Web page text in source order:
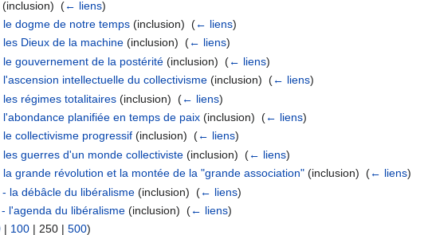
(inclusion) ‎(← liens)
dogme de notre temps (inclusion) ‎(← liens)
Dieux de la machine (inclusion) ‎(← liens)
gouvernement de la postérité (inclusion) ‎(← liens)
intellectuelle du collectivisme (inclusion) ‎(← liens)
régimes totalitaires (inclusion) ‎(← liens)
planifiée en temps de paix (inclusion) ‎(← liens)
collectivisme progressif (inclusion) ‎(← liens)
guerres d'un monde collectiviste (inclusion) ‎(← liens)
grande révolution et la montée de la "grande association" (inclusion) ‎(← liens)
la débâcle du libéralisme (inclusion) ‎(← liens)
l'agenda du libéralisme (inclusion) ‎(← liens)
| 100 | 250 | 500)